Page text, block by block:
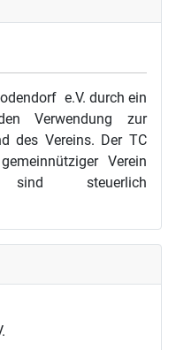
e.V. durch ein
Verwendung zur
des Vereins. Der TC
Verein
sind steuerlich